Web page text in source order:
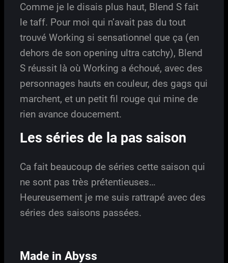
Comme je le disais plus haut, Blend S fait
le taff. Pour moi qui n’avait pas du tout
trouvé Working si sensationnel que ça (en
dehors de son opening ultra catchy), Blend
S réussit là où Working a échoué, avec des
personnages hauts en couleur, des gags qui
marchent, et un petit fil rouge qui mine de
rien avance doucement.
Les séries de la pas saison
Ca fait beaucoup de séries cette saison qui
ne sont pas très prétentieuses…
Heureusement je me suis rattrapé avec des
séries des saisons passées.
Made in Abyss